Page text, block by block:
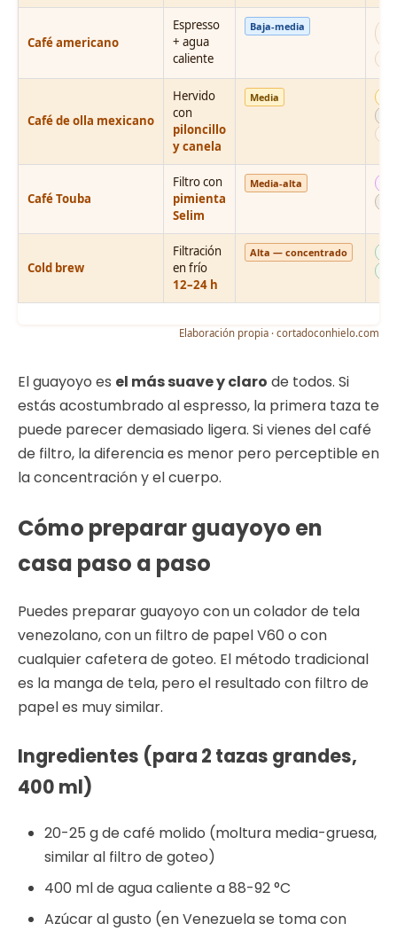
Café americano
Espresso
+ agua
caliente
Baja-media
Café de olla mexicano
Hervido
con
piloncillo
y canela
Media
Café Touba
Filtro con
pimienta
Selim
Media-alta
Cold brew
Filtración
en frío
12–24 h
Alta — concentrado
Elaboración propia · cortadoconhielo.com
El guayoyo es el más suave y claro de todos. Si
estás acostumbrado al espresso, la primera taza te
puede parecer demasiado ligera. Si vienes del café
de filtro, la diferencia es menor pero perceptible en
la concentración y el cuerpo.
Cómo preparar guayoyo en
casa paso a paso
Puedes preparar guayoyo con un colador de tela
venezolano, con un filtro de papel V60 o con
cualquier cafetera de goteo. El método tradicional
es la manga de tela, pero el resultado con filtro de
papel es muy similar.
Ingredientes (para 2 tazas grandes,
400 ml)
20-25 g de café molido (moltura media-gruesa,
similar al filtro de goteo)
400 ml de agua caliente a 88-92 °C
Azúcar al gusto (en Venezuela se toma con